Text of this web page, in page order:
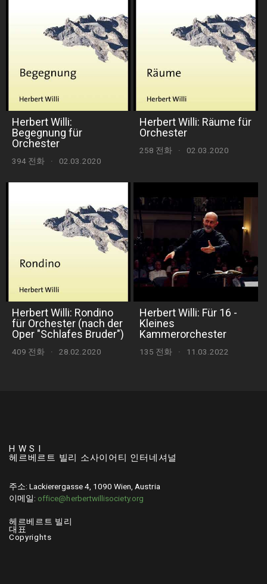
Herbert Willi:
Begegnung für
Orchester
394 전화 · 02.03.2020
Herbert Willi: Räume für
Orchester
258 전화 · 02.03.2020
Herbert Willi: Rondino
für Orchester (nach der
Oper "Schlafes Bruder")
409 전화 · 28.02.2020
Herbert Willi: Für 16 -
Kleines
Kammerorchester
135 전화 · 11.03.2022
H W S I
헤르베르트 빌리 소사이어티 인터네셔널
주소: Lackierergasse 4, 1090 Wien, Austria
이메일: office@herbertwillisociety.org
헤르베르트 빌리
대표
Copyrights